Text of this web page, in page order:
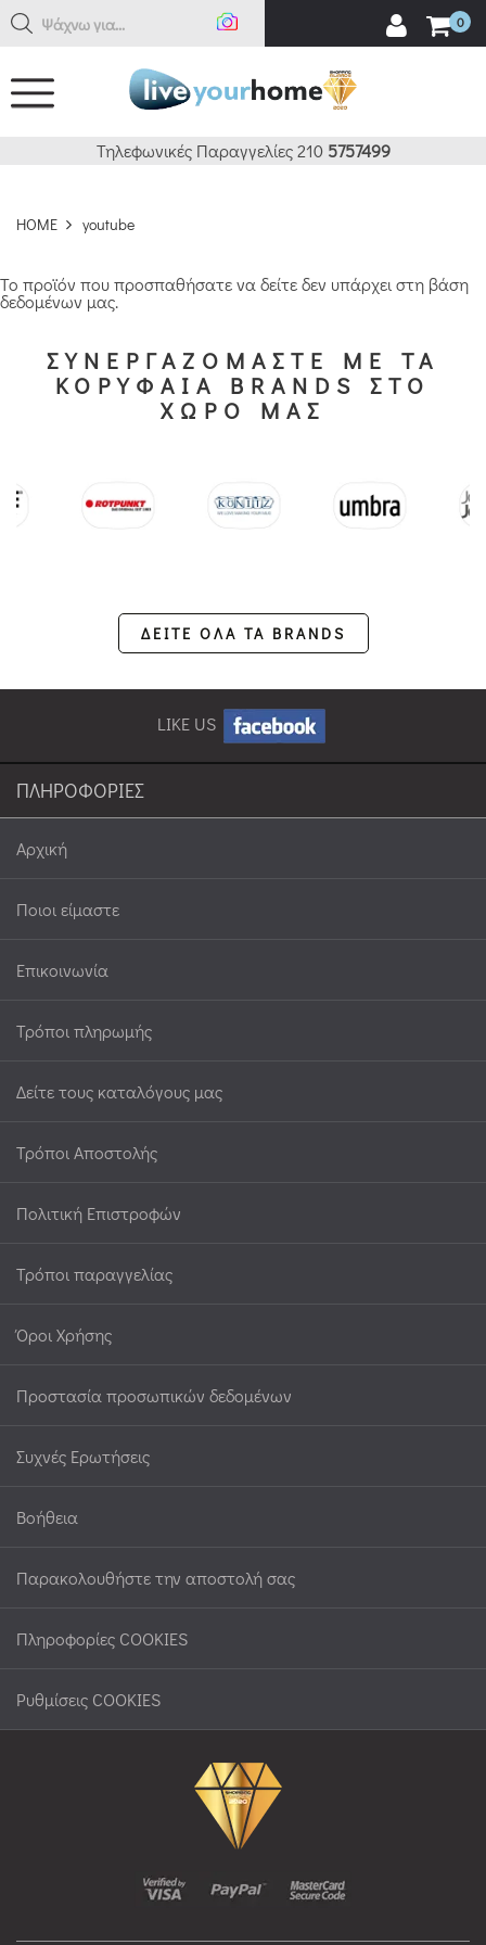
Α 0
Τηλεφωνικές Παραγγελίες 210 5757499
HOME youtube
Το προϊόν που προσπαθήσατε να δείτε δεν υπάρχει στη βάση
δεδομένων μας.
ΣΥΝΕΡΓΑΖΟΜΑΣΤΕ ΜΕ ΤΑ
ΚΟΡΥΦΑΙΑ BRANDS ΣΤΟ
ΧΩΡΟ ΜΑΣ
ΔΕΙΤΕ ΟΛΑ ΤΑ BRANDS
LIKE US
ΠΛΗΡΟΦΟΡΙΕΣ
Αρχική
Ποιοι είμαστε
Επικοινωνία
Τρόποι πληρωμής
Δείτε τους καταλόγους μας
Τρόποι Αποστολής
Πολιτική Επιστροφών
Τρόποι παραγγελίας
Όροι Χρήσης
Προστασία προσωπικών δεδομένων
Συχνές Ερωτήσεις
Βοήθεια
Παρακολουθήστε την αποστολή σας
Πληροφορίες COOKIES
Ρυθμίσεις COOKIES